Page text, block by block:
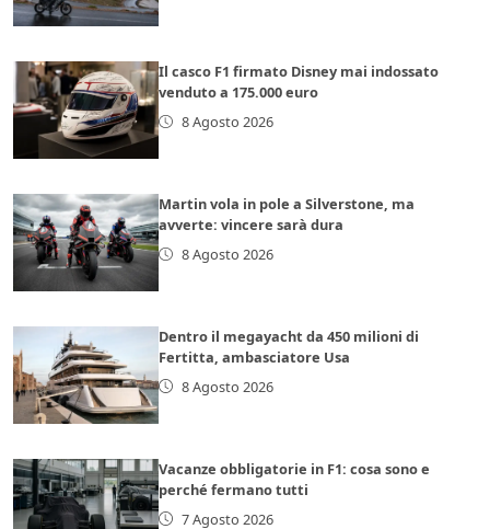
Il casco F1 firmato Disney mai indossato
venduto a 175.000 euro
8 Agosto 2026
Martin vola in pole a Silverstone, ma
avverte: vincere sarà dura
8 Agosto 2026
Dentro il megayacht da 450 milioni di
Fertitta, ambasciatore Usa
8 Agosto 2026
Vacanze obbligatorie in F1: cosa sono e
perché fermano tutti
7 Agosto 2026